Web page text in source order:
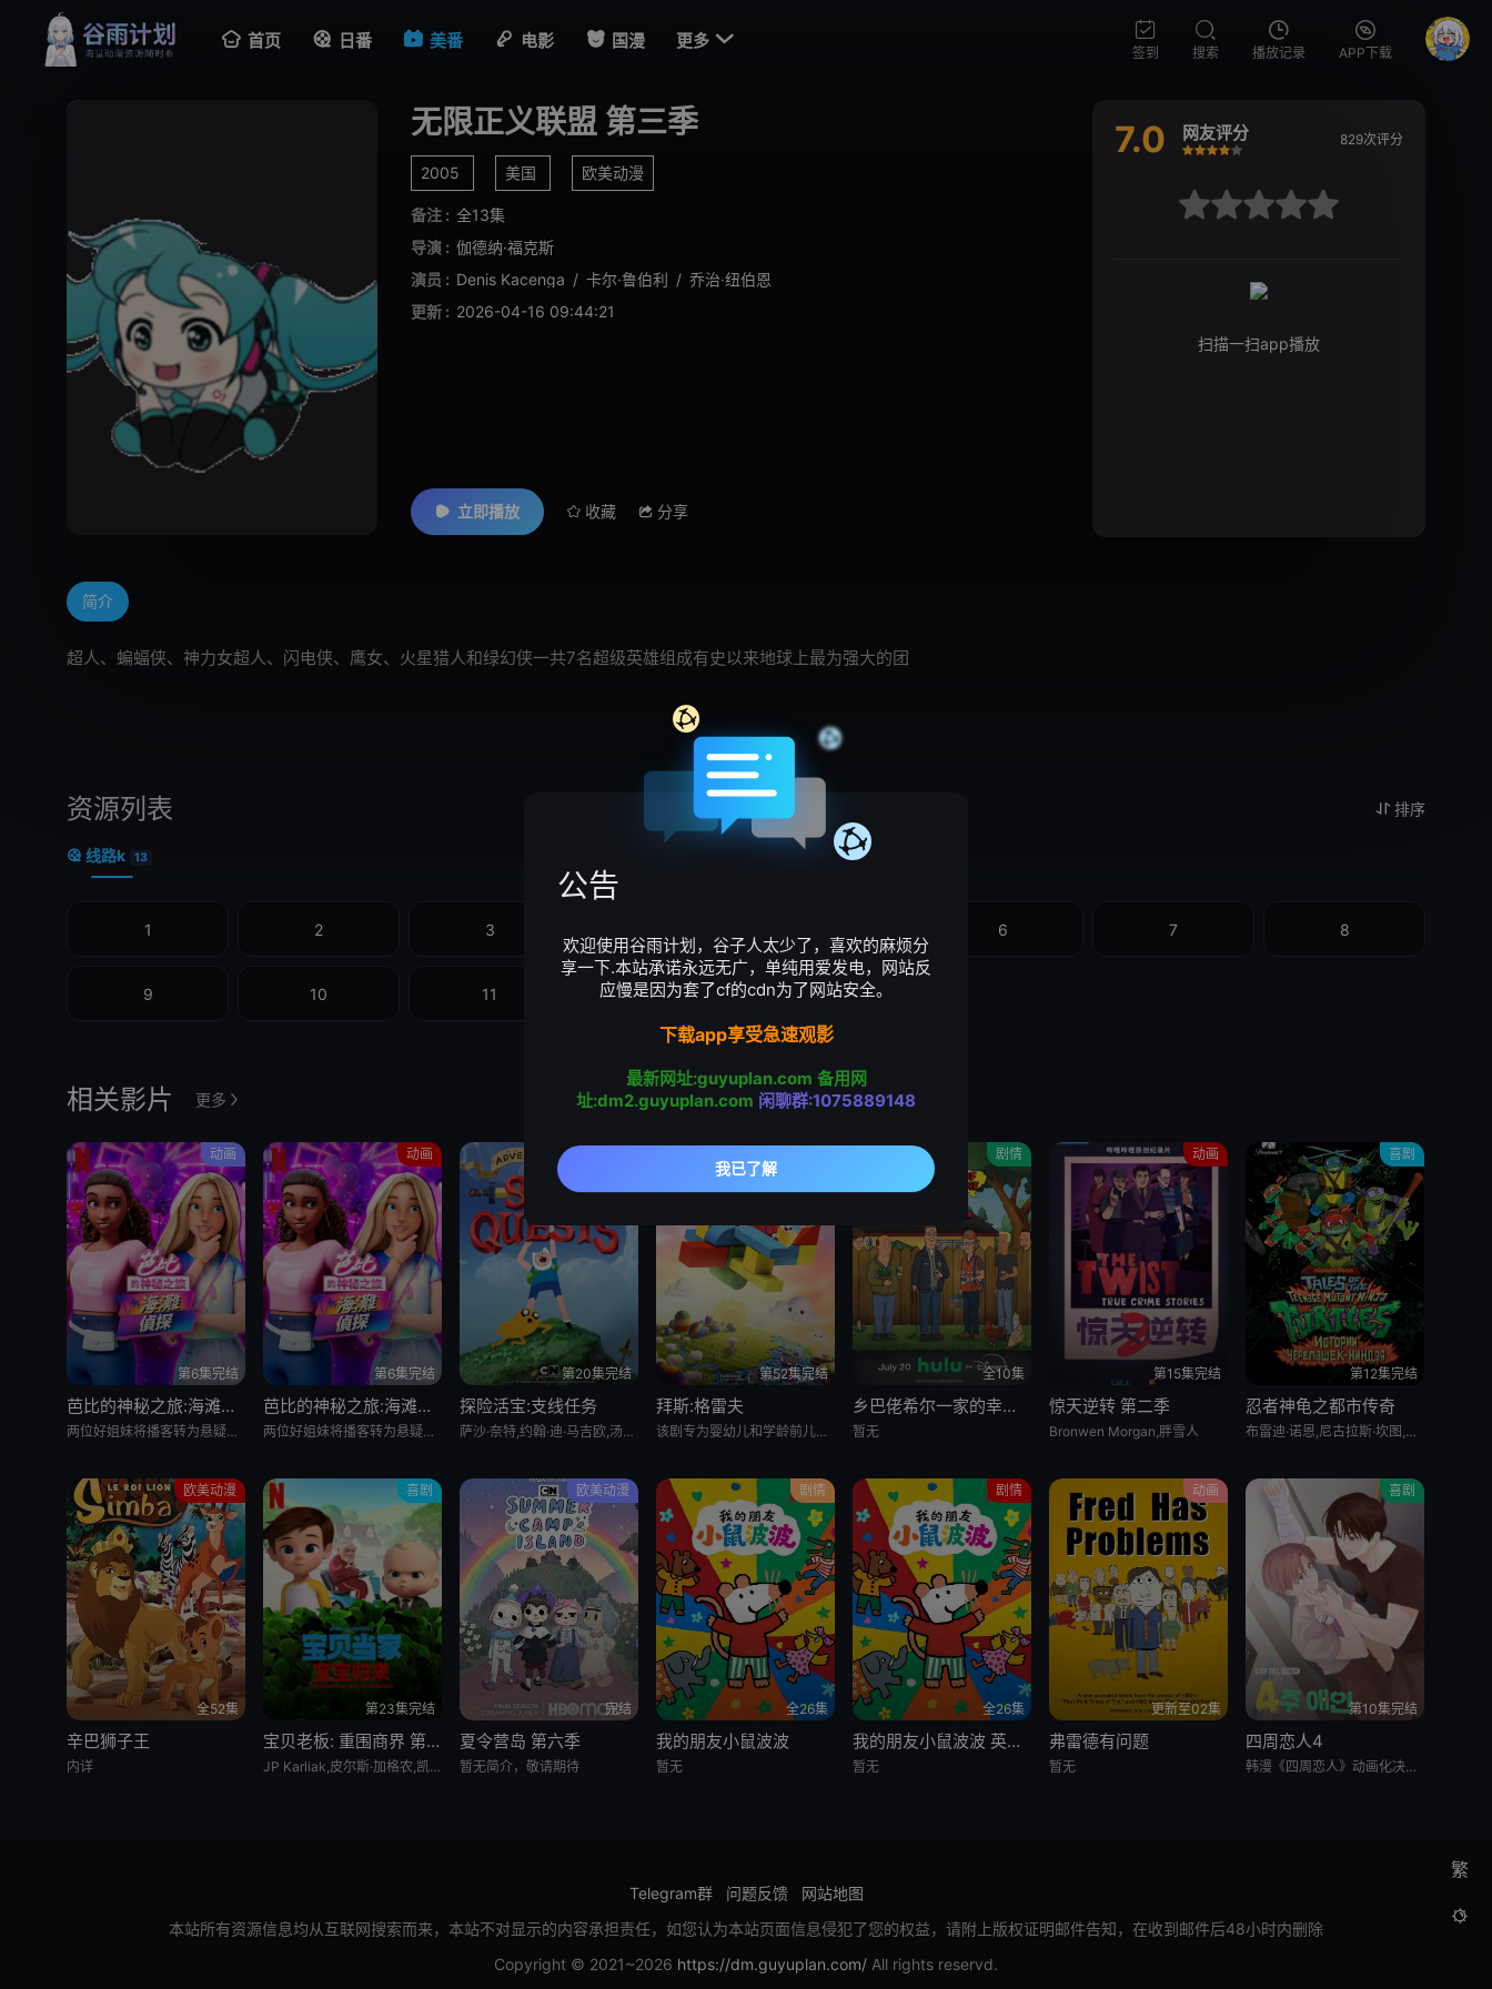
首页 日番 美番 电影 国漫 更多 
签到 搜索 播放记录 APP下载
无限正义联盟 第三季
2005 美国 欧美动漫
备注 : 全13集
导演 : 伽德纳·福克斯
演员 : Denis Kacenga / 卡尔·鲁伯利 / 乔治·纽伯恩
更新 : 2026-04-16 09:44:21
立即播放 收藏 分享
7.0 网友评分
很差较差还行
推荐
力荐
829次评分
较差还行推荐力荐
扫描一扫app播放
简介
超人、蝙蝠侠、神力女超人、闪电侠、鹰女、火星猎人和绿幻侠一共7名超级英雄组成有史以来地球上最为强大的团
资源列表 排序
线路k 13
1 2 3 6 7 8
9 10 11 12 13
相关影片 更多
动画
第6集完结
芭比的神秘之旅:海滩探案集 英语版
两位好姐妹将播客转为悬疑推理节目，在海滩嘉年华追查连环失窃谜案的冒险经历
动画
第6集完结
芭比的神秘之旅:海滩探案集
两位好姐妹将播客转为悬疑推理节目，在海滩嘉年华追查连环失窃谜案的冒险经历
第20集完结
探险活宝:支线任务
萨沙·奈特,约翰·迪·马吉欧,汤姆·肯尼,海登·瓦尔希,奥利维亚·奥尔森,杨泫贞
第52集完结
拜斯:格雷夫
该剧专为婴幼儿和学龄前儿童设计，结合了儿童睡眠科学研究。它采用极其柔和的色彩、慢节奏的3D动画和舒缓的音乐，属
剧情
全10集
乡巴佬希尔一家的幸福生活 第十五季
暂无
动画
第15集完结
惊天逆转 第二季
Bronwen Morgan,胖雪人
喜剧
第12集完结
忍者神龟之都市传奇
布雷迪·诺恩,尼古拉斯·坎图,迈克·艾贝,小肖恩·布朗,阿尤·艾德维利
欧美动漫
全52集
辛巴狮子王
内详
喜剧
第23集完结
宝贝老板: 重围商界 第二季
JP Karliak,皮尔斯·加格农,凯文·迈克尔·理查德森,Alex Cazares
欧美动漫
完结
夏令营岛 第六季
暂无简介，敬请期待
剧情
全26集
我的朋友小鼠波波
暂无
剧情
全26集
我的朋友小鼠波波 英语版
暂无
动画
更新至02集
弗雷德有问题
暂无
喜剧
第10集完结
四周恋人4
韩漫《四周恋人》动画化决定！
繁

Telegram群 问题反馈
网站地图
本站所有资源信息均从互联网搜索而来，本站不对显示的内容承担责任，如您认为本站页面信息侵犯了您的权益，请附上版权证明邮件告知，在收到邮件后48小时内删除
Copyright © 2021~2026 https://dm.guyuplan.com/ All rights reservd.
公告
欢迎使用谷雨计划，谷子人太少了，喜欢的麻烦分
享一下.本站承诺永远无广，单纯用爱发电，网站反
应慢是因为套了cf的cdn为了网站安全。
下载app享受急速观影
最新网址:guyuplan.com 备用网
址:dm2.guyuplan.com 闲聊群:1075889148